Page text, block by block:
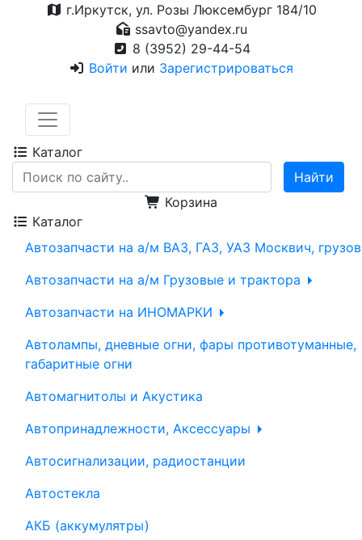
г.Иркутск, ул. Розы Люксембург 184/10
ssavto@yandex.ru
8 (3952) 29-44-54
Войти или Зарегистрироваться
Каталог
Корзина
Каталог
Автозапчасти на а/м ВАЗ, ГАЗ, УАЗ Москвич,
Автозапчасти на а/м Грузовые и трактора
Автозапчасти на ИНОМАРКИ
Автолампы, дневные огни, фары противотуманные,
габаритные огни
Автомагнитолы и Акустика
Автопринадлежности, Аксессуары
Автосигнализации, радиостанции
Автостекла
АКБ (аккумулятры)